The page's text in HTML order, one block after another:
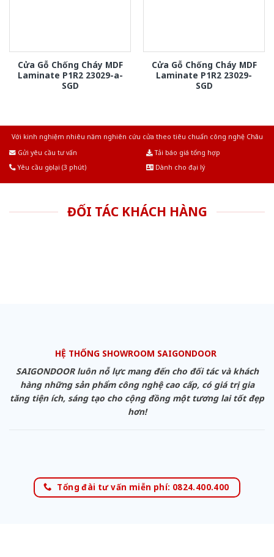
Cửa Gỗ Chống Cháy MDF
Laminate P1R2 23029-a-
SGD
Cửa Gỗ Chống Cháy MDF
Laminate P1R2 23029-
SGD
Với kinh nghiệm nhiêu năm nghiên cứu cửa theo tiêu chuẩn công nghệ Châu
Gửi yêu cầu tư vấn
Tải báo giá tổng hợp
Yêu cầu gọi lại (3 phút)
Dành cho đại lý
ĐỐI TÁC KHÁCH HÀNG
HỆ THỐNG SHOWROOM SAIGONDOOR
SAIGONDOOR luôn nỗ lực mang đến cho đối tác và khách
hàng những sản phẩm công nghệ cao cấp, có giá trị gia
tăng tiện ích, sáng tạo cho cộng đồng một tương lai tốt đẹp
hơn!
Tổng đài tư vấn miễn phí: 0824.400.400